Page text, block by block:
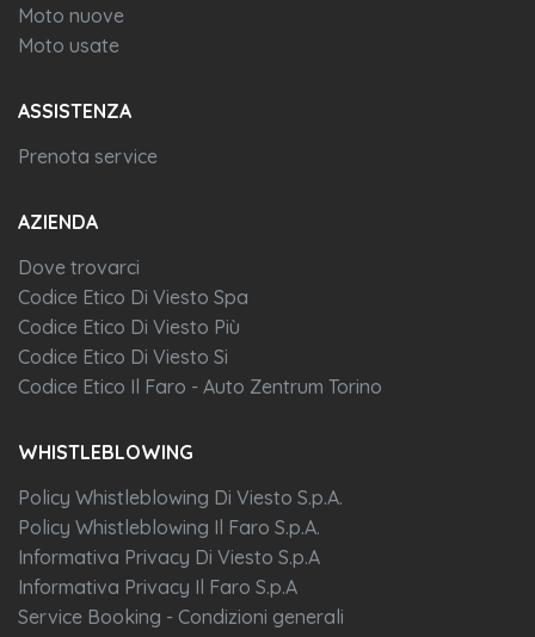
Moto nuove
Moto usate
ASSISTENZA
Prenota service
AZIENDA
Dove trovarci
Codice Etico Di Viesto Spa
Codice Etico Di Viesto Più
Codice Etico Di Viesto Si
Codice Etico Il Faro - Auto Zentrum Torino
WHISTLEBLOWING
Policy Whistleblowing Di Viesto S.p.A.
Policy Whistleblowing Il Faro S.p.A.
Informativa Privacy Di Viesto S.p.A
Informativa Privacy Il Faro S.p.A
Service Booking - Condizioni generali